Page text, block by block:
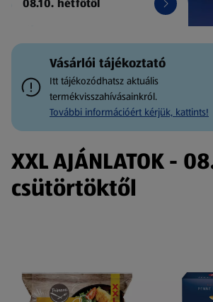
Vásárlói tájékoztató
Itt tájékozódhatsz aktuális
termékvisszahívásainkról.
További információért kérjük, kattints!
XXL AJÁNLATOK -
csütörtöktől